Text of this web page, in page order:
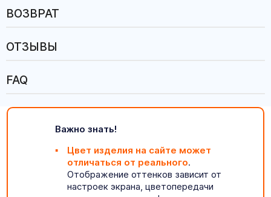
ВОЗВРАТ
ОТЗЫВЫ
FAQ
Важно знать!
Цвет изделия на сайте может
отличаться от реального.
Отображение оттенков зависит от
настроек экрана, цветопередачи